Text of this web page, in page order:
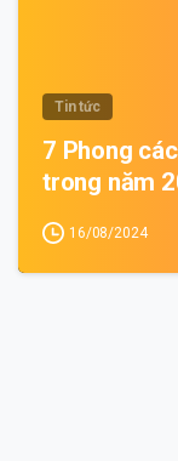
Tin tức
7 Phong
trong năm
16/08/2024